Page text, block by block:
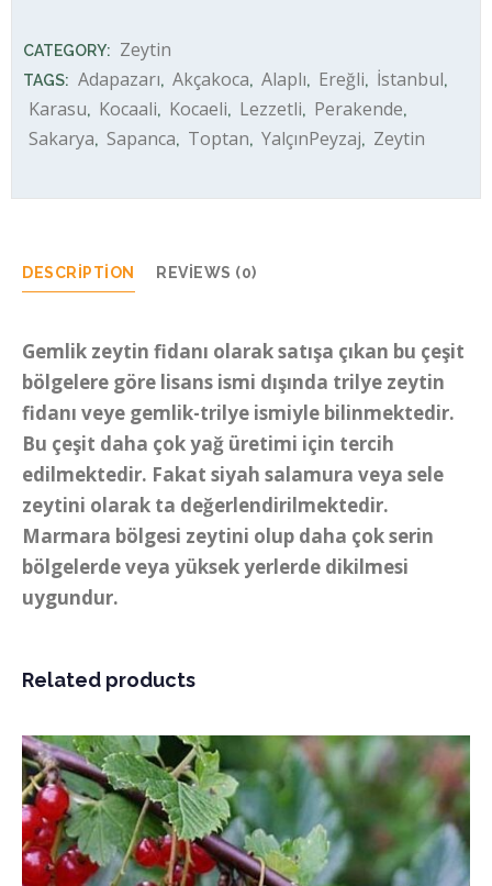
CATEGORY: Zeytin
TAGS: Adapazarı, Akçakoca, Alaplı, Ereğli, İstanbul,
Karasu, Kocaali, Kocaeli, Lezzetli, Perakende,
Sakarya, Sapanca, Toptan, YalçınPeyzaj, Zeytin
DESCRIPTION REVIEWS (0)
Gemlik zeytin fidanı olarak satışa çıkan bu çeşit
bölgelere göre lisans ismi dışında trilye zeytin
fidanı veye gemlik-trilye ismiyle bilinmektedir.
Bu çeşit daha çok yağ üretimi için tercih
edilmektedir. Fakat siyah salamura veya sele
zeytini olarak ta değerlendirilmektedir.
Marmara bölgesi zeytini olup daha çok serin
bölgelerde veya yüksek yerlerde dikilmesi
uygundur.
Related products